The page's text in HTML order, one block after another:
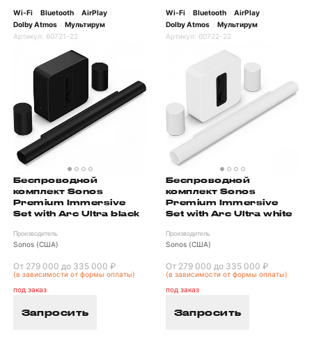
Wi-Fi Bluetooth AirPlay
Dolby Atmos
Мультирум
Артикул: 60721-22
Беспроводной
комплект Sonos
Premium Immersive
Set with Arc Ultra black
Производитель
Sonos (США)
От 279 000 до 335 000 ₽
(в зависимости от формы оплаты)
под заказ
Запросить
Wi-Fi Bluetooth AirPlay
Dolby Atmos
Мультирум
Артикул: 60722-22
Беспроводной
комплект Sonos
Premium Immersive
Set with Arc Ultra white
Производитель
Sonos (США)
От 279 000 до 335 000 ₽
(в зависимости от формы оплаты)
под заказ
Запросить